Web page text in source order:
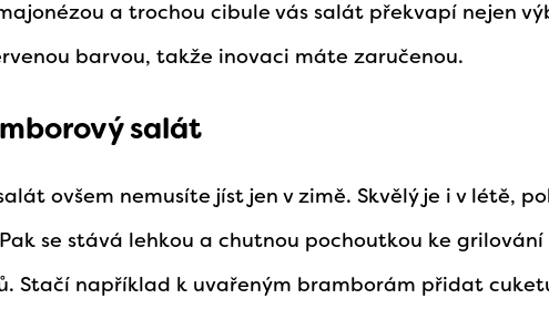
a trochou cibule vás salát překvapí nejen
barvou, takže inovaci máte zaručenou.
salát
ovšem nemusíte jíst jen v zimě. Skvělý je i v létě,
se stává lehkou a chutnou pochoutkou ke
Stačí například k uvařeným bramborám přidat